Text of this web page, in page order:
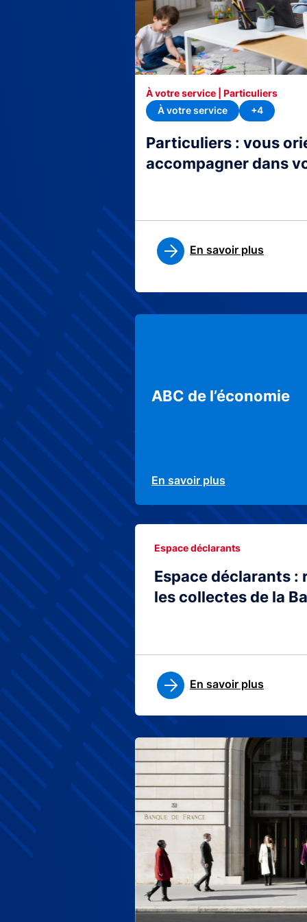
Particuliers : vous
accompagner dans
À votre service | Particuliers
À votre service
+4
En savoir plus
ABC de l’économie
En savoir plus
Espace déclarants
les collectes de la
Espace déclarants
En savoir plus